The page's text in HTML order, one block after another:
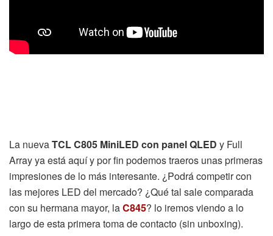
La nuevaTCL C805 MiniLED con panel QLED y Full
Array ya está aquí y por fin podemos traeros unas primeras
impresiones de lo más interesante. ¿Podrá competir con
las mejores LED del mercado? ¿Qué tal sale comparada
con su hermana mayor, laC845? lo iremos viendo a lo
largo de esta primera toma de contacto (sin unboxing).